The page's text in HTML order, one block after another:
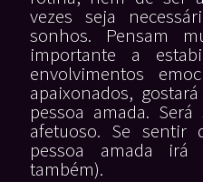
vezes seja
sonhos. Pensam
importante a
envolvimentos
apaixonados,
pessoa amada.
afetuoso. Se sentir
pessoa amada
também).